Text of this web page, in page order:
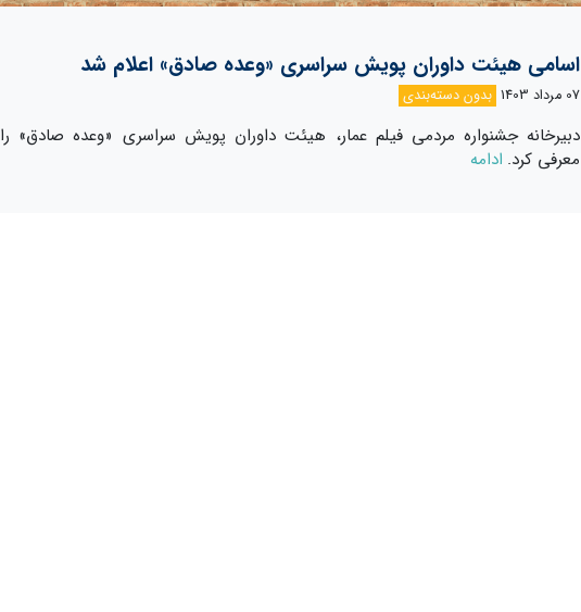
اسامی هیئت داوران پویش سراسری «وعده صادق» اعلام شد
07 مرداد 1403 بدون دسته‌بندی
دبیرخانه جشنواره مردمی فیلم عمار، هیئت داوران پویش سراسری «وعده صادق» را
معرفی کرد. ادامه